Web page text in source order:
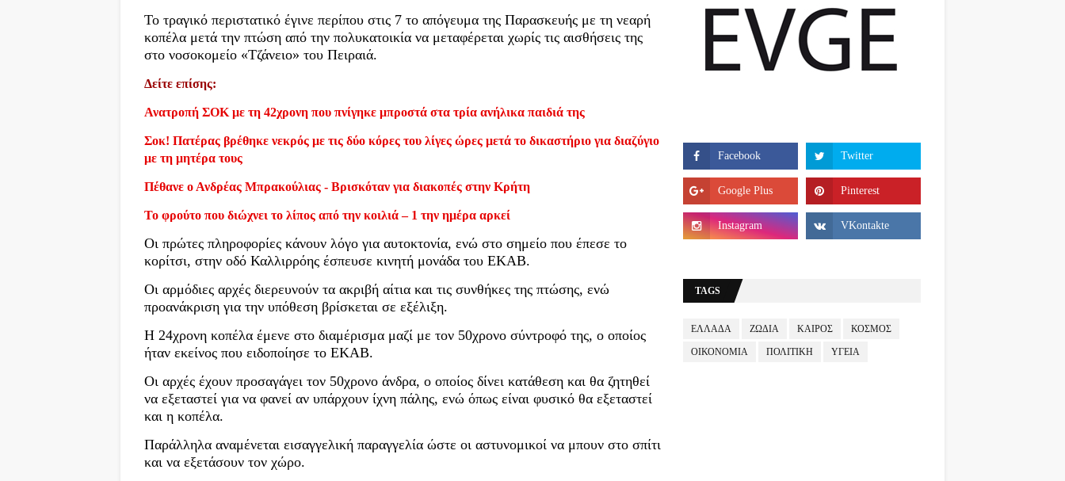
Το τραγικό περιστατικό έγινε περίπου στις 7 το απόγευμα της Παρασκευής με τη νεαρή
κοπέλα μετά την πτώση από την πολυκατοικία να μεταφέρεται χωρίς τις αισθήσεις της
στο νοσοκομείο «Τζάνειο» του Πειραιά.
Δείτε επίσης:
Ανατροπή ΣΟΚ με τη 42χρονη που πνίγηκε μπροστά στα τρία ανήλικα παιδιά της
Σοκ! Πατέρας βρέθηκε νεκρός με τις δύο κόρες του λίγες ώρες μετά το δικαστήριο για διαζύγιο
με τη μητέρα τους
Πέθανε ο Ανδρέας Μπρακούλιας - Βρισκόταν για διακοπές στην Κρήτη
Το φρούτο που διώχνει το λίπος από την κοιλιά – 1 την ημέρα αρκεί
Οι πρώτες πληροφορίες κάνουν λόγο για αυτοκτονία, ενώ στο σημείο που έπεσε το
κορίτσι, στην οδό Καλλιρρόης έσπευσε κινητή μονάδα του ΕΚΑΒ.
Οι αρμόδιες αρχές διερευνούν τα ακριβή αίτια και τις συνθήκες της πτώσης, ενώ
προανάκριση για την υπόθεση βρίσκεται σε εξέλιξη.
Η 24χρονη κοπέλα έμενε στο διαμέρισμα μαζί με τον 50χρονο σύντροφό της, ο οποίος
ήταν εκείνος που ειδοποίησε το ΕΚΑΒ.
Οι αρχές έχουν προσαγάγει τον 50χρονο άνδρα, ο οποίος δίνει κατάθεση και θα ζητηθεί
να εξεταστεί για να φανεί αν υπάρχουν ίχνη πάλης, ενώ όπως είναι φυσικό θα εξεταστεί
και η κοπέλα.
Παράλληλα αναμένεται εισαγγελική παραγγελία ώστε οι αστυνομικοί να μπουν στο σπίτι
και να εξετάσουν τον χώρο.
TAGS
ΕΛΛΑΔΑ ΖΩΔΙΑ ΚΑΙΡΟΣ ΚΟΣΜΟΣ
ΟΙΚΟΝΟΜΙΑ ΠΟΛΙΤΙΚΗ ΥΓΕΙΑ